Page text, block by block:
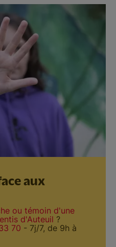
aux
ou témoin d'une
d'Auteuil ?
70 - 7j/7, de 9h à